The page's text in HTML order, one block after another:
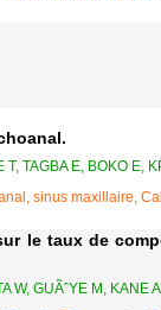
TAGBA E, BOKO E,
sinus maxillaire,
le taux de
W, GUÃˆYE M, KANE